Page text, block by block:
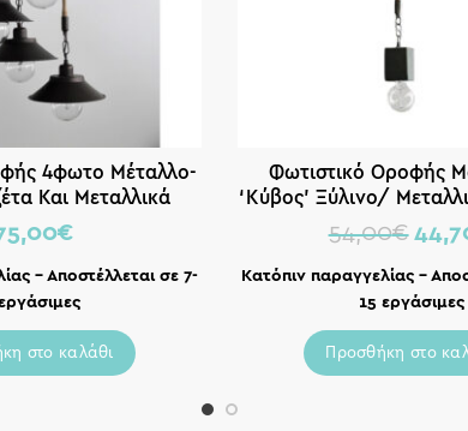
4φωτο Μέταλλο-
Και Μεταλλικά
Σκουριά Δ40 Υ80
€
– Αποστέλλεται σε 7-
στο καλάθι
Φωτιστικό Οροφής
‘Κύβος’ Ξύλινο/
Χακί Υ80
54,00€
Κατόπιν παραγγελίας –
15 εργάσιμες
Προσθήκη στο